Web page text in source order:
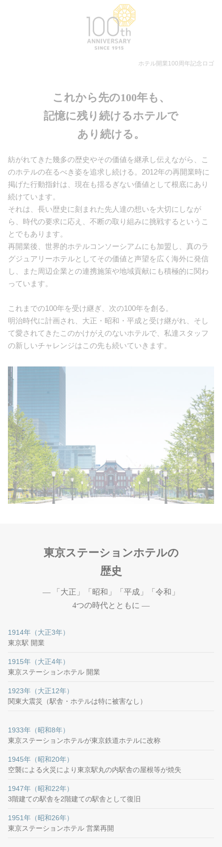
ホテル開業100周年記念ロゴ
これから先の100年も、
記憶に残り続けるホテルで
あり続ける。
紡がれてきた幾多の歴史やその価値を継承し伝えながら、こ
のホテルの在るべき姿を追求し続ける。2012年の再開業時に
掲げた行動指針は、現在も揺るぎない価値として根底にあり
続けています。
それは、長い歴史に刻まれた先人達の想いを大切にしなが
ら、時代の要求に応え、不断の取り組みに挑戦するというこ
とでもあります。
再開業後、世界的ホテルコンソーシアムにも加盟し、真のラ
グジュアリーホテルとしてその価値と声望を広く海外に発信
し、また周辺企業との連携施策や地域貢献にも積極的に関わ
っています。
これまでの100年を受け継ぎ、次の100年を創る。
明治時代に計画され、大正・昭和・平成と受け継がれ、そし
て愛されてきたこのかけがえのないホテルで、私達スタッフ
の新しいチャレンジはこの先も続いていきます。
東京ステーションホテルの
歴史
— 「大正」「昭和」「平成」「令和」
4つの時代とともに —
1914年（大正3年）
東京駅 開業
1915年（大正4年）
東京ステーションホテル 開業
1923年（大正12年）
関東大震災（駅舎・ホテルは特に被害なし）
1933年（昭和8年）
東京ステーションホテルが東京鉄道ホテルに改称
1945年（昭和20年）
空襲による火災により東京駅丸の内駅舎の屋根等が焼失
1947年（昭和22年）
3階建ての駅舎を2階建ての駅舎として復旧
1951年（昭和26年）
東京ステーションホテル 営業再開